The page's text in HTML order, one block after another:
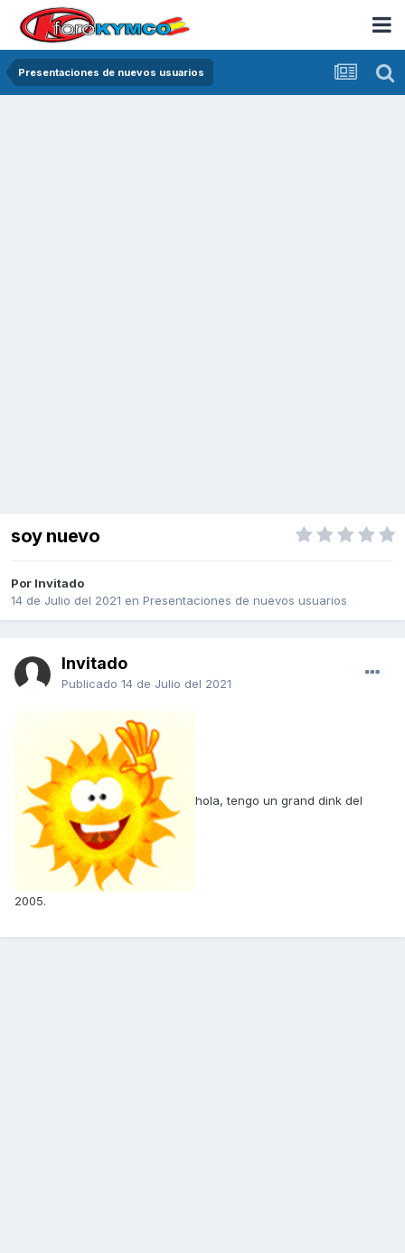
Presentaciones de nuevos usuarios
soy nuevo
Por Invitado
14 de Julio del 2021 en Presentaciones de nuevos usuarios
Invitado
Publicado 14 de Julio del 2021
hola, tengo un grand dink del
2005.